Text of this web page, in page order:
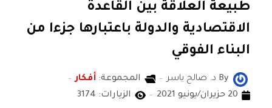
طبيعة العلاقة بين القاعدة
الاقتصادية والدولة باعتبارها جزءا من
البناء الفوقي
By د. صالح ياسر المجموعة: أفكار
20 حزيران/يونيو 2021
الزيارات: 3174